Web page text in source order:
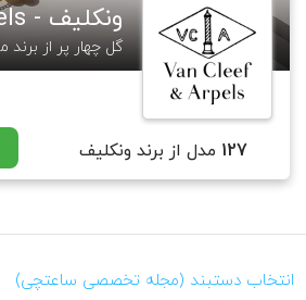
که در لینک زیر قابل مشاهده و خرید هستند.
https://saatchico.com/VanCleef&Arples
برای مطالعه بیشتر در مورد برند ونکلیف آرپلز
رجوع فرمایید.
VanCleef&Arples
ونکلیف - Van Cleef & Arpels
گل چهار پر از برند
127 مدل از برند ونکلیف
انتخاب دستبند (مجله تخصصی ساعتچی)